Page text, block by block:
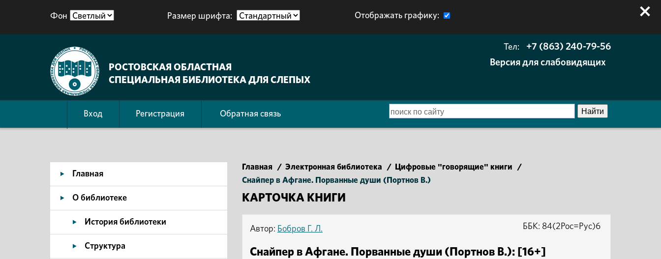
Фон Размер шрифта: Отображать графику:
РОСТОВСКАЯ ОБЛАСТНАЯ
СПЕЦИАЛЬНАЯ БИБЛИОТЕКА ДЛЯ СЛЕПЫХ
Тел:
+7 (863) 240-79-56
Версия для слабовидящих
Вход Регистрация Обратная связь
Главная
О библиотеке
История библиотеки
Структура
Главная / Электронная библиотека / Цифровые "говорящие" книги
/
Снайпер в Афгане. Порванные души (Портнов В.)
КАРТОЧКА КНИГИ
Автор: Бобров Г. Л.
Снайпер в Афгане. Порванные души (Портнов В.): [16+]
ББК: 84(2Рос=Рус)6